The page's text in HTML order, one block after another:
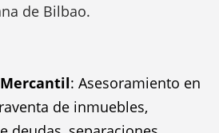
de Bilbao.
: Asesoramiento en
de inmuebles,